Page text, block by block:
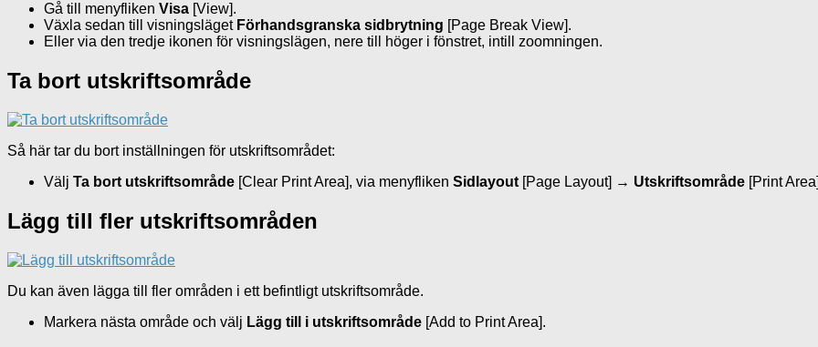
Gå till menyfliken Visa [View].
Växla sedan till visningsläget Förhandsgranska sidbrytning [Page Break View].
Eller via den tredje ikonen för visningslägen, nere till höger i fönstret, intill zoomningen.
Ta bort utskriftsområde
Så här tar du bort inställningen för utskriftsområdet:
Välj Ta bort utskriftsområde [Clear Print Area], via menyfliken Sidlayout [Page Layout] → Utskriftsområde [Print
Lägg till fler utskriftsområden
Du kan även lägga till fler områden i ett befintligt utskriftsområde.
Markera nästa område och välj Lägg till i utskriftsområde [Add to Print Area].